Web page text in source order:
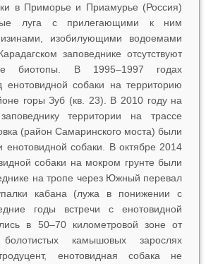
в Приморье и Приамурье (Россия)
луга с прилегающими к ним
изобилующими водоемами
заповеднике отсутствуют
биотопы. В 1995–1997 годах
енотовидной собаки на территорию
горы Зуб (кв. 23). В 2010 году на
территории на трассе
(район Самаринского моста) были
енотовидной собаки. В октябре 2014
собаки на мокром грунте были
на тропе через Южный перевал
кабана (лужа в понижении с
годы встречи с енотовидной
в 50–70 километровой зоне от
камышовых зарослях
енотовидная собака не